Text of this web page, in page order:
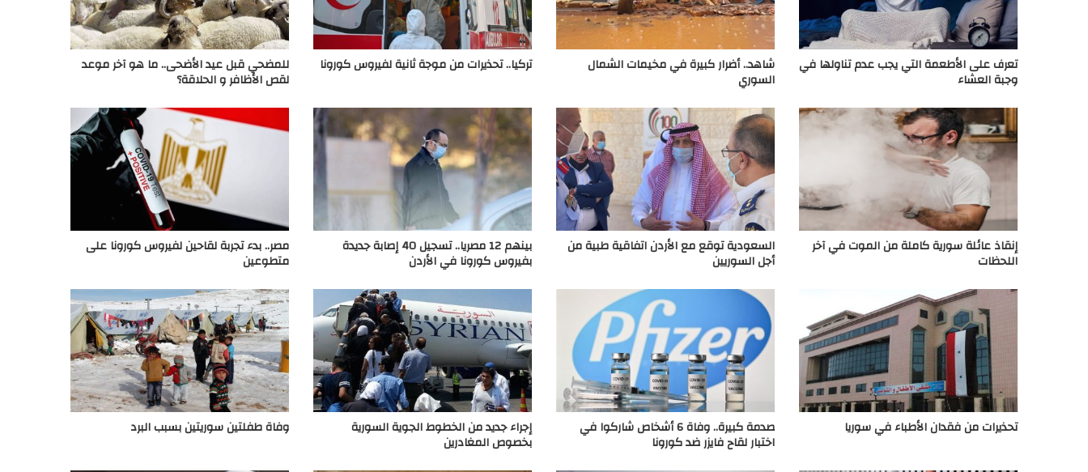
تعرف على الأطعمة التي يجب عدم تناولها في
وجبة العشاء
شاهد.. أضرار كبيرة في مخيمات الشمال
السوري
تركيا.. تحذيرات من موجة ثانية لفيروس كورونا للمضحي قبل عيد الأضحى.. ما هو آخر موعد
لقص الأظافر و الحلاقة؟
إنقاذ عائلة سورية كاملة من الموت في آخر
اللحظات
السعودية توقع مع الأردن اتفاقية طبية من
أجل السوريين
بينهم 12 مصريا.. تسجيل 40 إصابة جديدة
بفيروس كورونا في الأردن
مصر.. بدء تجربة لقاحين لفيروس كورونا على
متطوعين
تحذيرات من فقدان الأطباء في سوريا صدمة كبيرة.. وفاة 6 أشخاص شاركوا في
اختبار لقاح فايزر ضد كورونا
إجراء جديد من الخطوط الجوية السورية
بخصوص المغادرين
وفاة طفلتين سوريتين بسبب البرد